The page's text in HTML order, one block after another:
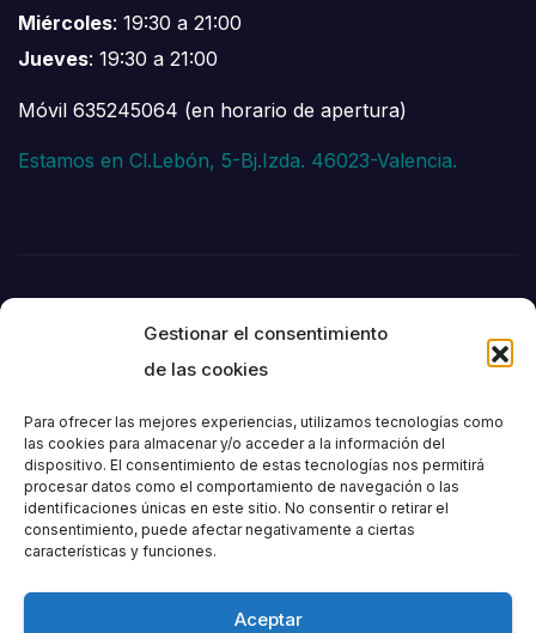
Gestionar el consentimiento
de las cookies
Para ofrecer las mejores experiencias, utilizamos tecnologías como
las cookies para almacenar y/o acceder a la información del
dispositivo. El consentimiento de estas tecnologías nos permitirá
procesar datos como el comportamiento de navegación o las
identificaciones únicas en este sitio. No consentir o retirar el
consentimiento, puede afectar negativamente a ciertas
características y funciones.
Aceptar
Miércoles: 19:30 a 21:00
Jueves: 19:30 a 21:00
Móvil 635245064 (en horario de apertura)
Estamos en Cl.Lebón, 5-Bj.Izda. 46023-Valencia.
Societat
Excursionista de
València